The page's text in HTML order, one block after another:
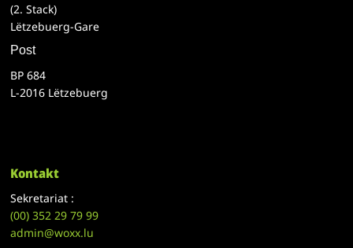
(2. Stack)
Lëtzebuerg-Gare
Post
BP 684
L-2016 Lëtzebuerg
Kontakt
Sekretariat :
(00)352 29 79 99
admin@woxx.lu